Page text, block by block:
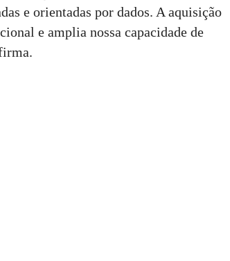
e orientadas por dados. A aquisição
e amplia nossa capacidade de